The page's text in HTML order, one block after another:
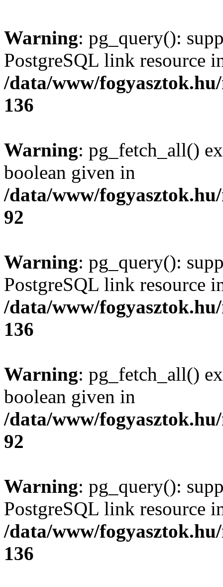
Warning: pg_query():
PostgreSQL link resource
/data/www/
136
Warning: pg_fetch_all()
boolean given in
/data/www/
92
Warning: pg_query():
PostgreSQL link resource
/data/www/
136
Warning: pg_fetch_all()
boolean given in
/data/www/
92
Warning: pg_query():
PostgreSQL link resource
/data/www/
136